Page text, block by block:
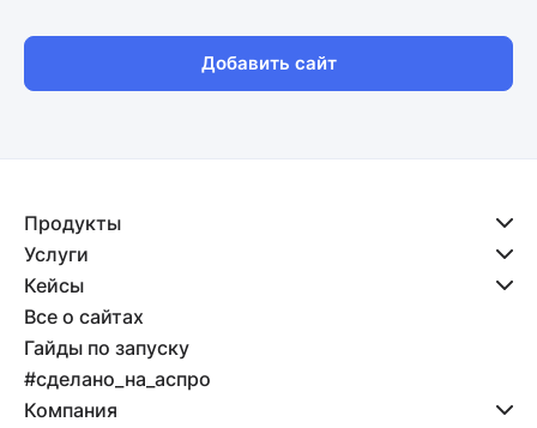
Добавить сайт
Продукты
Услуги
Кейсы
Все о сайтах
Гайды по запуску
#сделано_на_аспро
Компания